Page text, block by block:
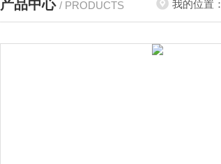
产品中心 / PRODUCTS 我的位置：